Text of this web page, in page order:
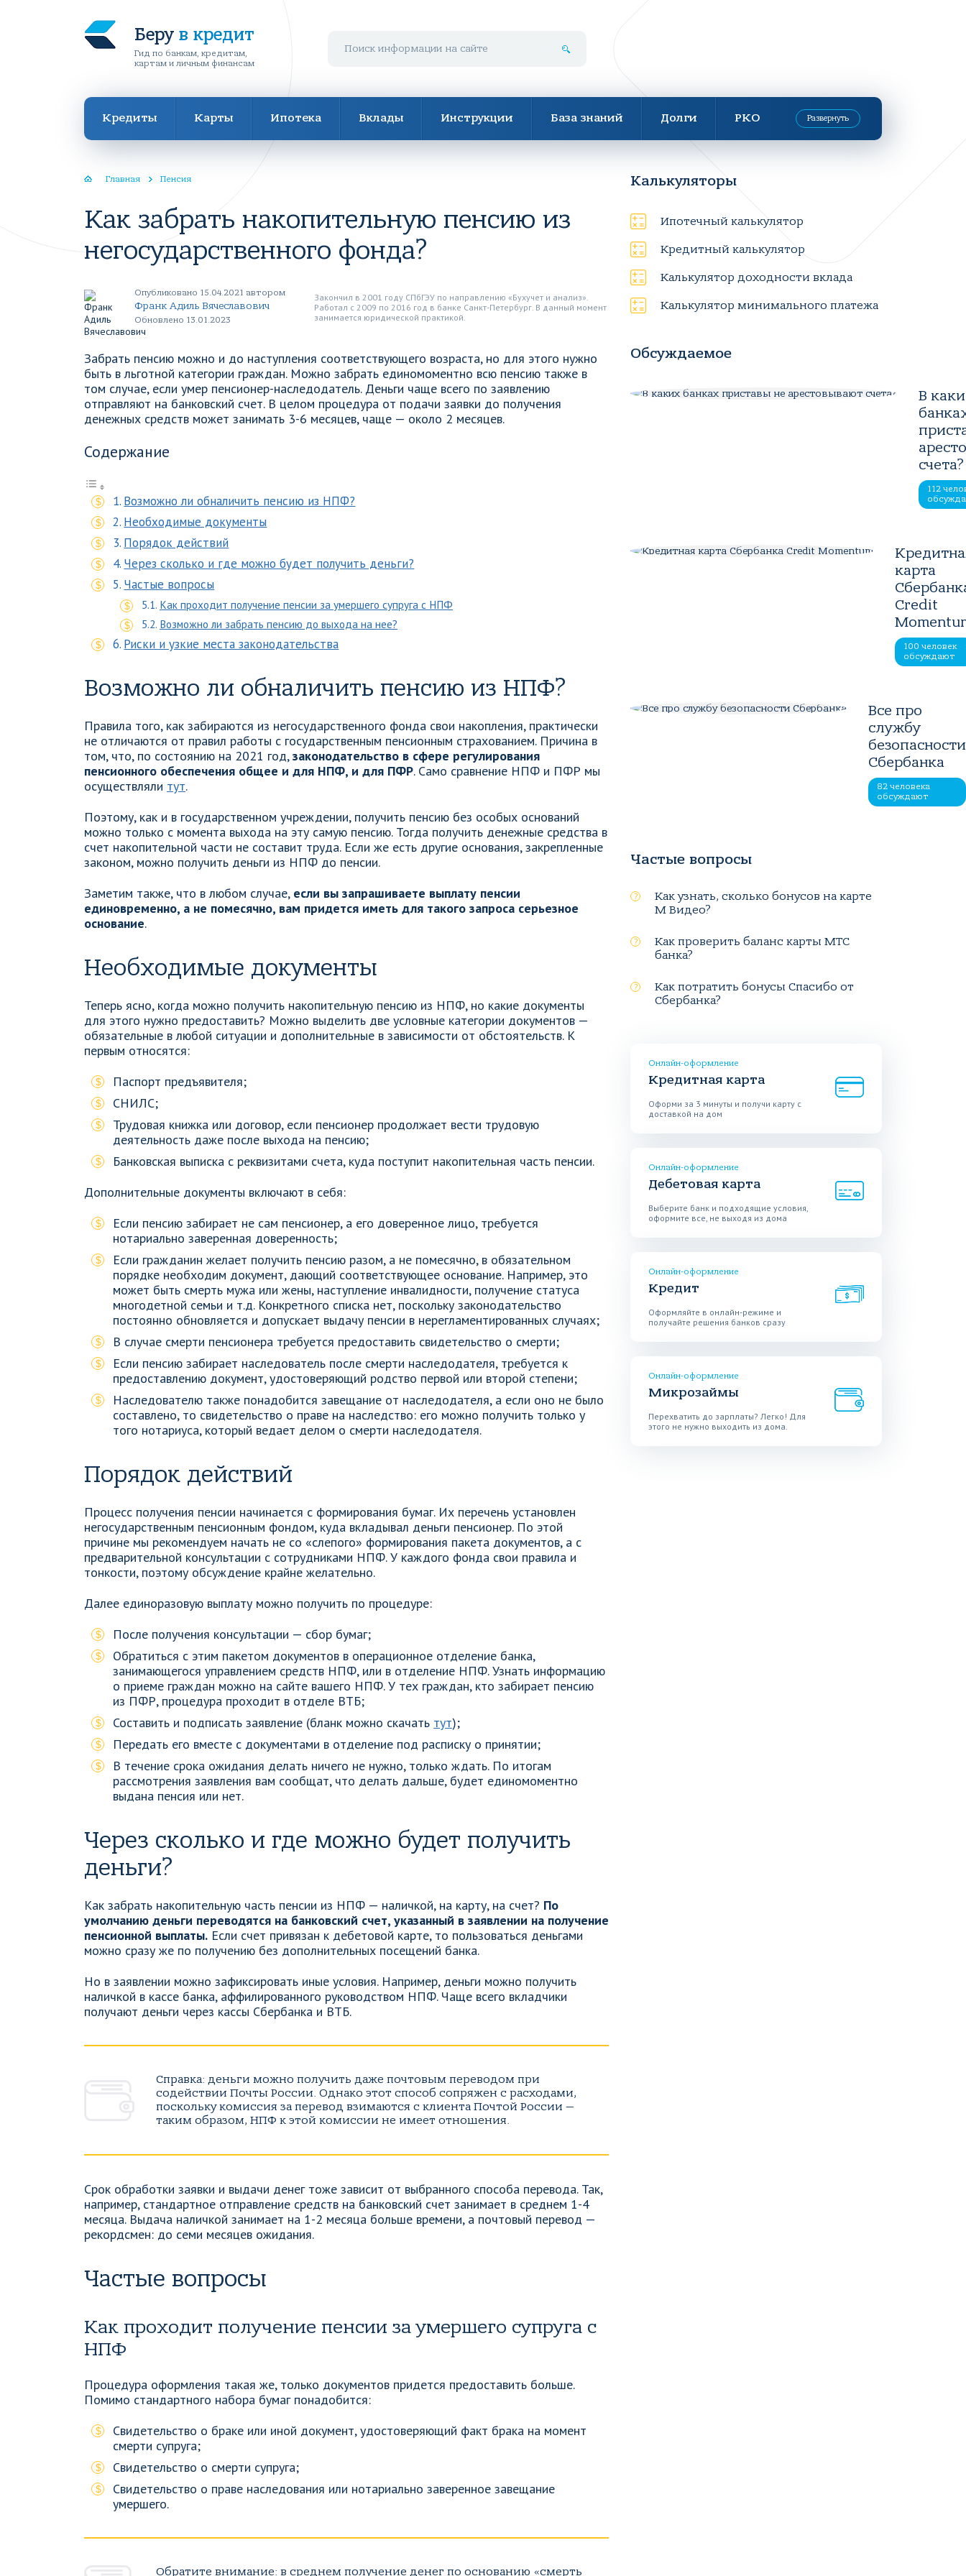
Беру в кредит
Гид по банкам, кредитам,
картам и личным финансам
Кредиты Карты Ипотека Вклады Инструкции База знаний Долги РКО Развернуть
Главная Пенсия
Как забрать накопительную пенсию из
негосударственного фонда?
Опубликовано 15.04.2021 автором
Франк Адиль Вячеславович
Обновлено 13.01.2023
Закончил в 2001 году СПбГЭУ по направлению «Бухучет и анализ».
Работал с 2009 по 2016 год в банке Санкт-Петербург. В данный момент
занимается юридической практикой.
Забрать пенсию можно и до наступления соответствующего возраста, но для этого нужно
быть в льготной категории граждан. Можно забрать единомоментно всю пенсию также в
том случае, если умер пенсионер-наследодатель. Деньги чаще всего по заявлению
отправляют на банковский счет. В целом процедура от подачи заявки до получения
денежных средств может занимать 3-6 месяцев, чаще — около 2 месяцев.
Содержание
Возможно ли обналичить пенсию из НПФ?
Необходимые документы
Порядок действий
Через сколько и где можно будет получить деньги?
Частые вопросы
Как проходит получение пенсии за умершего супруга с НПФ
Возможно ли забрать пенсию до выхода на нее?
Риски и узкие места законодательства
Возможно ли обналичить пенсию из НПФ?
Правила того, как забираются из негосударственного фонда свои накопления, практически
не отличаются от правил работы с государственным пенсионным страхованием. Причина в
том, что, по состоянию на 2021 год,законодательство в сфере регулирования
пенсионного обеспечения общее и для НПФ, и для ПФР. Само сравнение НПФ и ПФР мы
осуществляли тут.
Поэтому, как и в государственном учреждении, получить пенсию без особых оснований
можно только с момента выхода на эту самую пенсию. Тогда получить денежные средства в
счет накопительной части не составит труда. Если же есть другие основания, закрепленные
законом, можно получить деньги из НПФ до пенсии.
Заметим также, что в любом случае, если вы запрашиваете выплату пенсии
единовременно, а не помесячно, вам придется иметь для такого запроса серьезное
основание.
Необходимые документы
Теперь ясно, когда можно получить накопительную пенсию из НПФ, но какие документы
для этого нужно предоставить? Можно выделить две условные категории документов —
обязательные в любой ситуации и дополнительные в зависимости от обстоятельств. К
первым относятся:
Паспорт предъявителя;
СНИЛС;
Трудовая книжка или договор, если пенсионер продолжает вести трудовую
деятельность даже после выхода на пенсию;
Банковская выписка с реквизитами счета, куда поступит накопительная часть пенсии.
Дополнительные документы включают в себя:
Если пенсию забирает не сам пенсионер, а его доверенное лицо, требуется
нотариально заверенная доверенность;
Если гражданин желает получить пенсию разом, а не помесячно, в обязательном
порядке необходим документ, дающий соответствующее основание. Например, это
может быть смерть мужа или жены, наступление инвалидности, получение статуса
многодетной семьи и т.д. Конкретного списка нет, поскольку законодательство
постоянно обновляется и допускает выдачу пенсии в нерегламентированных случаях;
В случае смерти пенсионера требуется предоставить свидетельство о смерти;
Если пенсию забирает наследователь после смерти наследодателя, требуется к
предоставлению документ, удостоверяющий родство первой или второй степени;
Наследователю также понадобится завещание от наследодателя, а если оно не было
составлено, то свидетельство о праве на наследство: его можно получить только у
того нотариуса, который ведает делом о смерти наследодателя.
Порядок действий
Процесс получения пенсии начинается с формирования бумаг. Их перечень установлен
негосударственным пенсионным фондом, куда вкладывал деньги пенсионер. По этой
причине мы рекомендуем начать не со «слепого» формирования пакета документов, а с
предварительной консультации с сотрудниками НПФ. У каждого фонда свои правила и
тонкости, поэтому обсуждение крайне желательно.
Далее единоразовую выплату можно получить по процедуре:
После получения консультации — сбор бумаг;
Обратиться с этим пакетом документов в операционное отделение банка,
занимающегося управлением средств НПФ, или в отделение НПФ. Узнать информацию
о приеме граждан можно на сайте вашего НПФ. У тех граждан, кто забирает пенсию
из ПФР, процедура проходит в отделе ВТБ;
Составить и подписать заявление (бланк можно скачать тут);
Передать его вместе с документами в отделение под расписку о принятии;
В течение срока ожидания делать ничего не нужно, только ждать. По итогам
рассмотрения заявления вам сообщат, что делать дальше, будет единомоментно
выдана пенсия или нет.
Через сколько и где можно будет получить
деньги?
Как забрать накопительную часть пенсии из НПФ — наличкой, на карту, на счет? По
умолчанию деньги переводятся на банковский счет, указанный в заявлении на получение
пенсионной выплаты. Если счет привязан к дебетовой карте, то пользоваться деньгами
можно сразу же по получению без дополнительных посещений банка.
Но в заявлении можно зафиксировать иные условия. Например, деньги можно получить
наличкой в кассе банка, аффилированного руководством НПФ. Чаще всего вкладчики
получают деньги через кассы Сбербанка и ВТБ.
Справка: деньги можно получить даже почтовым переводом при
содействии Почты России. Однако этот способ сопряжен с расходами,
поскольку комиссия за перевод взимаются с клиента Почтой России —
таким образом, НПФ к этой комиссии не имеет отношения.
Срок обработки заявки и выдачи денег тоже зависит от выбранного способа перевода. Так,
например, стандартное отправление средств на банковский счет занимает в среднем 1-4
месяца. Выдача наличкой занимает на 1-2 месяца больше времени, а почтовый перевод —
рекордсмен: до семи месяцев ожидания.
Частые вопросы
Как проходит получение пенсии за умершего супруга с
НПФ
Процедура оформления такая же, только документов придется предоставить больше.
Помимо стандартного набора бумаг понадобится:
Свидетельство о браке или иной документ, удостоверяющий факт брака на момент
смерти супруга;
Свидетельство о смерти супруга;
Свидетельство о праве наследования или нотариально заверенное завещание
умершего.
Обратите внимание: в среднем получение денег по основанию «смерть
Калькуляторы
Ипотечный калькулятор
Кредитный калькулятор
Калькулятор доходности вклада
Калькулятор минимального платежа
Обсуждаемое
В
счета?
112
карта
Credit
100 человек
обсуждают
Все про
службу
безопасности
Сбербанка
82 человека
обсуждают
Частые вопросы
Как узнать, сколько бонусов на карте
М Видео?
Как проверить баланс карты МТС
банка?
Как потратить бонусы Спасибо от
Сбербанка?
Онлайн-оформление
Кредитная карта
Оформи за 3 минуты и получи карту с
доставкой на дом
Онлайн-оформление
Дебетовая карта
Выберите банк и подходящие условия,
оформите все, не выходя из дома
Онлайн-оформление
Кредит
Оформляйте в онлайн-режиме и
получайте решения банков сразу
Онлайн-оформление
Микрозаймы
Перехватить до зарплаты? Легко! Для
этого не нужно выходить из дома.